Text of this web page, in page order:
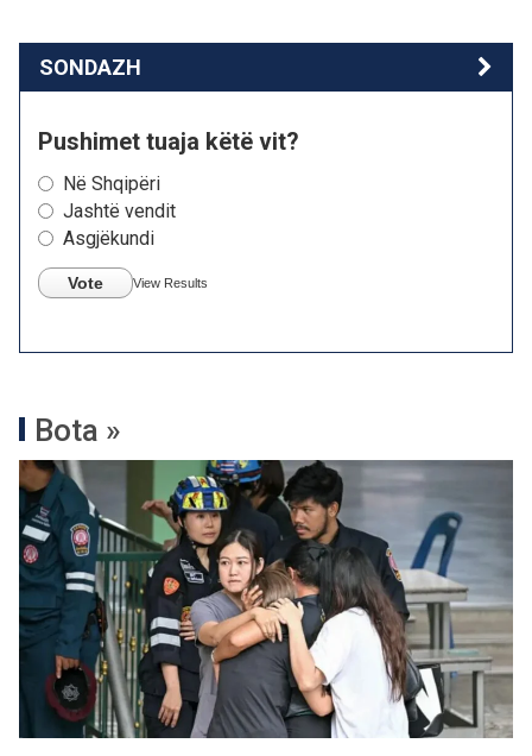
SONDAZH
Pushimet tuaja këtë vit?
Në Shqipëri
Jashtë vendit
Asgjëkundi
Vote View Results
Bota »